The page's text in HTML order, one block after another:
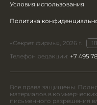
Условия использования
Политика
«Секрет фирмы», 2026 г.
Телефон редакции: +7 495
Все права защищены.
материалов в
письменного разрешения